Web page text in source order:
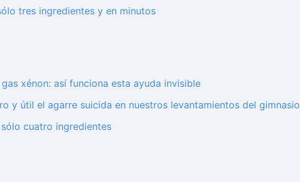
tres ingredientes y en minutos
xénon: así funciona esta ayuda invisible
y útil el agarre suicida en nuestros levantamientos del gimnasio
cuatro ingredientes